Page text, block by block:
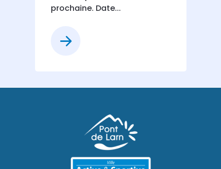
prochaine. Date...